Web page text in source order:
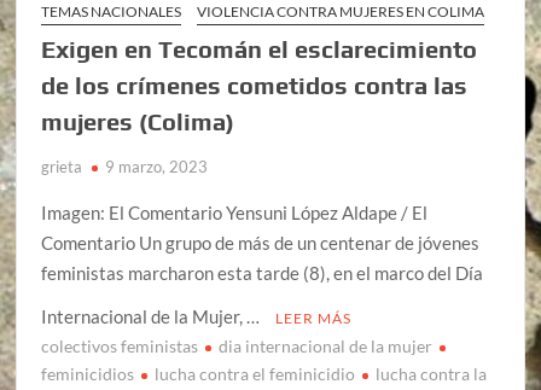
TEMAS NACIONALES
VIOLENCIA CONTRA MUJERES EN COLIMA
Exigen en Tecomán el esclarecimiento
de los crímenes cometidos contra las
mujeres (Colima)
grieta 9 marzo, 2023
Imagen: El Comentario Yensuni López Aldape / El
Comentario Un grupo de más de un centenar de jóvenes
feministas marcharon esta tarde (8), en el marco del Día
Internacional de la Mujer, …
LEER MÁS
colectivos feministas
dia internacional de la mujer
feminicidios
lucha contra el feminicidio
lucha contra la